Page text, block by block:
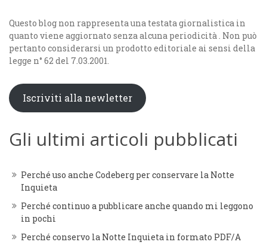
Questo blog non rappresenta una testata giornalistica in
quanto viene aggiornato senza alcuna periodicità . Non può
pertanto considerarsi un prodotto editoriale ai sensi della
legge n° 62 del 7.03.2001.
Iscriviti alla newletter
Gli ultimi articoli pubblicati
Perché uso anche Codeberg per conservare la Notte
Inquieta
Perché continuo a pubblicare anche quando mi leggono
in pochi
Perché conservo la Notte Inquieta in formato PDF/A